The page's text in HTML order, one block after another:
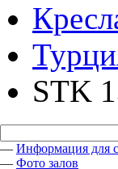
STK
— Информация для
— Фото залов